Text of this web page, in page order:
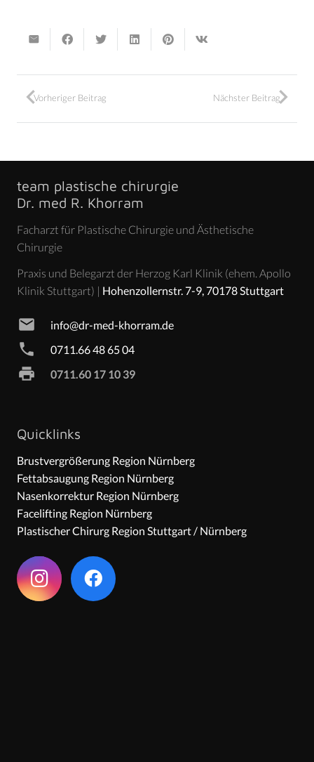
Vorheriger Beitrag Nächster Beitrag
team plastische chirurgie
Dr. med R. Khorram
Facharzt für Plastische Chirurgie und Ästhetische
Chirurgie
Praxis und Belegarzt der Herzog Karl Klinik (ehem. Apollo
Klinik Stuttgart) | Hohenzollernstr. 7-9, 70178 Stuttgart
mail info@dr-med-khorram.de
phone 0711.66 48 65 04
print 0711.60 17 10 39
Quicklinks
Brustvergrößerung Region Nürnberg
Fettabsaugung Region Nürnberg
Nasenkorrektur Region Nürnberg
Facelifting Region Nürnberg
Plastischer Chirurg Region Stuttgart / Nürnberg